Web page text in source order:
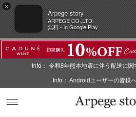
×
Arpege story
ARPEGE CO.,LTD.
無料 - In Google Play
Info： 令和8年熊本地震に伴う配送に
Info： Androidユーザーの皆様